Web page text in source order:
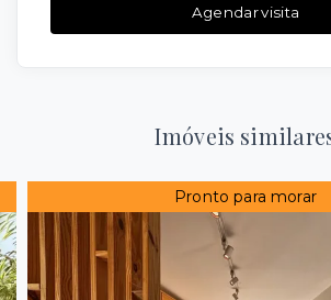
Agendar visita
Imóveis
Pronto para morar